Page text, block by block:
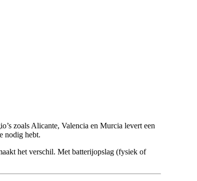
zoals Alicante, Valencia en Murcia levert een
nodig hebt.
het verschil. Met batterijopslag (fysiek of